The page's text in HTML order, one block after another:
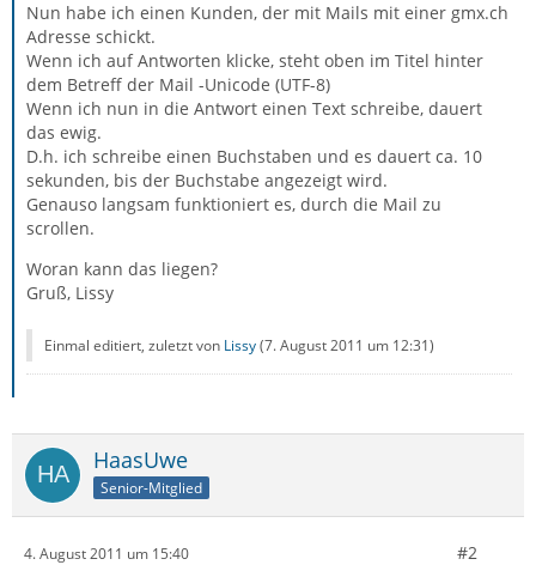
Nun habe ich einen Kunden, der mit Mails mit einer gmx.ch
Adresse schickt.
Wenn ich auf Antworten klicke, steht oben im Titel hinter
dem Betreff der Mail -Unicode (UTF-8)
Wenn ich nun in die Antwort einen Text schreibe, dauert
das ewig.
D.h. ich schreibe einen Buchstaben und es dauert ca. 10
sekunden, bis der Buchstabe angezeigt wird.
Genauso langsam funktioniert es, durch die Mail zu
scrollen.
Woran kann das liegen?
Gruß, Lissy
Einmal editiert, zuletzt von Lissy(7. August 2011 um 12:31)
HaasUwe
Senior-Mitglied
4. August 2011 um 15:40 #2